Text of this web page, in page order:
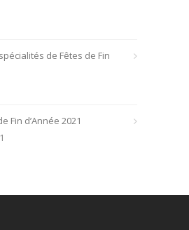
de Fêtes de Fin
Fin d’Année 2021